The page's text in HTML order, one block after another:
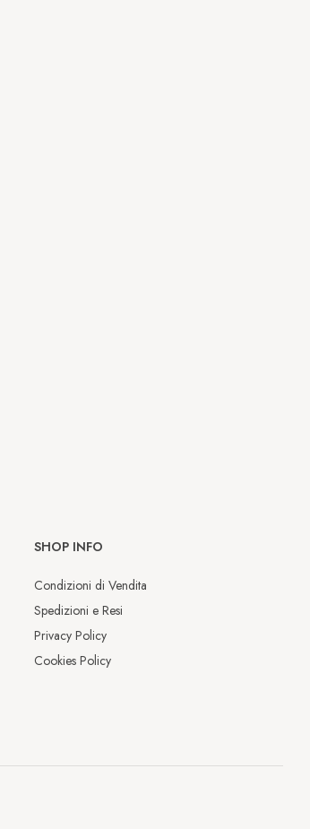
SHOP INFO
Condizioni di Vendita
Spedizioni e Resi
Privacy Policy
Cookies Policy